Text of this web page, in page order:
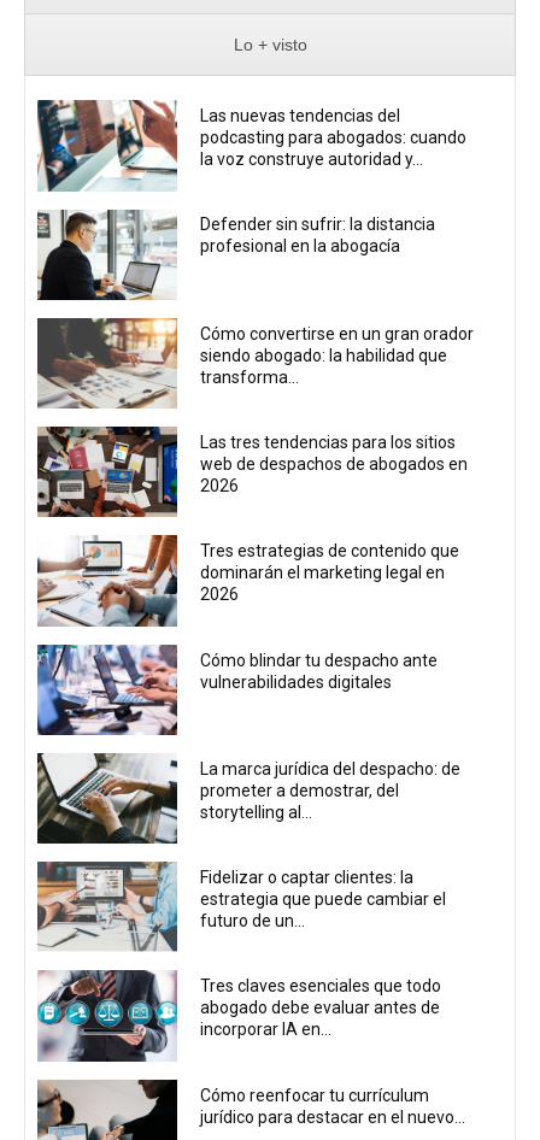
Lo + visto
Las nuevas tendencias del
podcasting para abogados: cuando
la voz construye autoridad y...
Defender sin sufrir: la distancia
profesional en la abogacía
Cómo convertirse en un gran orador
siendo abogado: la habilidad que
transforma...
Las tres tendencias para los sitios
web de despachos de abogados en
2026
Tres estrategias de contenido que
dominarán el marketing legal en
2026
Cómo blindar tu despacho ante
vulnerabilidades digitales
La marca jurídica del despacho: de
prometer a demostrar, del
storytelling al...
Fidelizar o captar clientes: la
estrategia que puede cambiar el
futuro de un...
Tres claves esenciales que todo
abogado debe evaluar antes de
incorporar IA en...
Cómo reenfocar tu currículum
jurídico para destacar en el nuevo...